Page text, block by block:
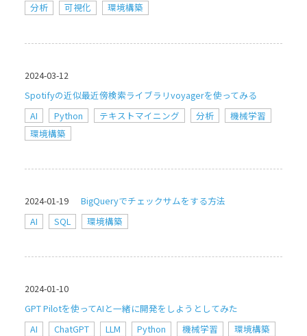
分析
可視化 環境構築
2024-03-12
Spotifyの近似最近傍検索ライブラリvoyagerを使ってみる
AI
Python テキストマイニング 分析
機械学習
環境構築
2024-01-19
BigQueryでチェックサムをする方法
AI
SQL 環境構築
2024-01-10
GPT Pilotを使ってAIと一緒に開発をしようとしてみた
AI
ChatGPT LLM Python 機械学習 環境構築